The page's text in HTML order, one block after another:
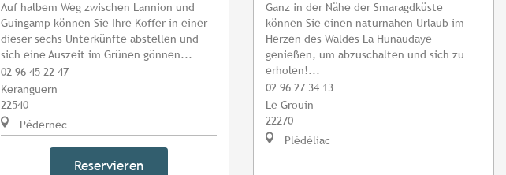
Auf halbem Weg zwischen Lannion und
Guingamp können Sie Ihre Koffer in einer
dieser sechs Unterkünfte abstellen und
sich eine Auszeit im Grünen gönnen...
02 96 45 22 47
Keranguern
22540
Pédernec
Reservieren
Ganz in der Nähe der Smaragdküste
können Sie einen naturnahen Urlaub im
Herzen des Waldes La Hunaudaye
genießen, um abzuschalten und sich zu
erholen!...
02 96 27 34 13
Le Grouin
22270
Plédéliac